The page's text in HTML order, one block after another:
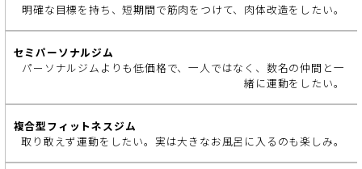
型
フ
ィ
ッ
ス
ジ
明確な目標を持ち、短期間で筋肉をつけて、肉体改造をしたい。
パーソナルジムよりも低価格で、一人ではなく、数名の仲間と一
緒に運動をしたい。
取り敢えず運動をしたい。実は大きなお風呂に入るのも楽しみ。